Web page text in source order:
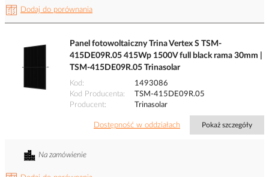
Dodaj do porównania
Panel fotowoltaiczny Trina Vertex S TSM-
415DE09R.05 415Wp 1500V full black rama 30mm |
TSM-415DE09R.05 Trinasolar
Kod
1493086
Kod Producenta
TSM-415DE09R.05
Producent
Trinasolar
Dostępność w oddziałach Pokaż szczegóły
Na zamówienie